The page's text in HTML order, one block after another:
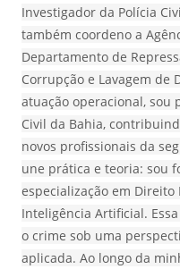
Investigador da Polícia
também coordeno a
Departamento de
Corrupção e Lavagem de
atuação operacional, sou
Civil da Bahia,
novos profissionais da
une prática e teoria: sou
especialização em Direito
Inteligência Artificial.
o crime sob uma
aplicada. Ao longo da